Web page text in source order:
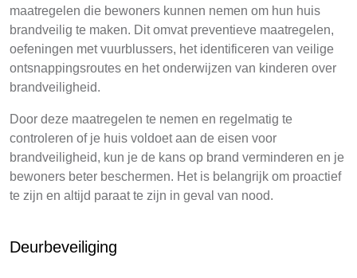
maatregelen die bewoners kunnen nemen om hun huis
brandveilig te maken. Dit omvat preventieve maatregelen,
oefeningen met vuurblussers, het identificeren van veilige
ontsnappingsroutes en het onderwijzen van kinderen over
brandveiligheid.
Door deze maatregelen te nemen en regelmatig te
controleren of je huis voldoet aan de eisen voor
brandveiligheid, kun je de kans op brand verminderen en je
bewoners beter beschermen. Het is belangrijk om proactief
te zijn en altijd paraat te zijn in geval van nood.
Deurbeveiliging